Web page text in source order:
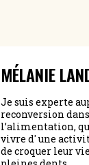
MÉLANIE
Je suis experte
reconversion
l’alimentation,
vivre d' une
de croquer leur